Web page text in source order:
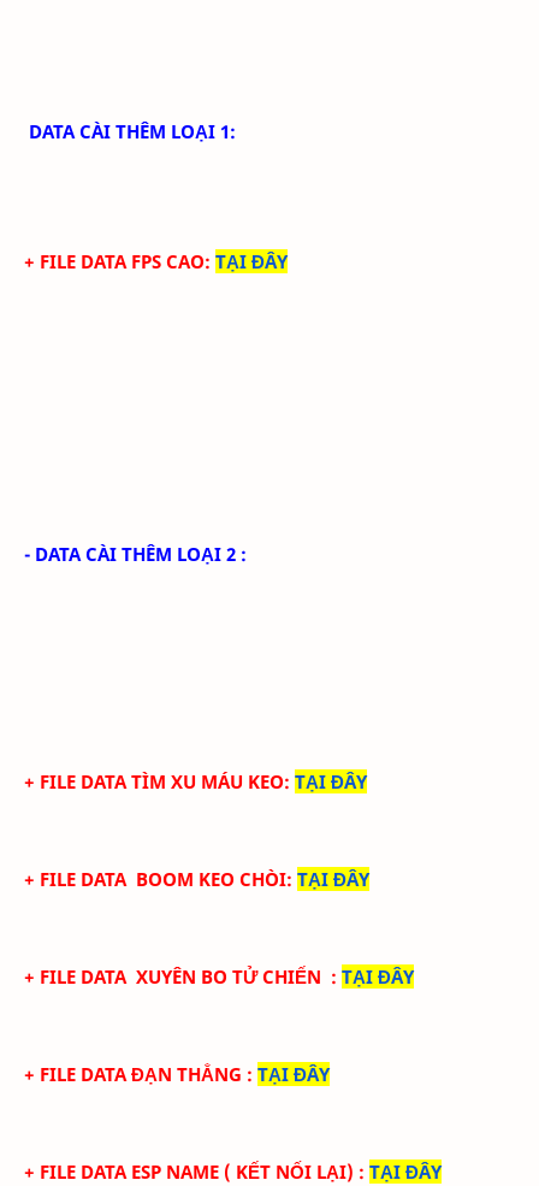
DATA CÀI THÊM LOẠI 1:
+ FILE DATA FPS CAO: TẠI ĐÂY
- DATA CÀI THÊM LOẠI 2 :
+ FILE DATA TÌM XU MÁU KEO: TẠI ĐÂY
+ FILE DATA BOOM KEO CHÒI: TẠI ĐÂY
+ FILE DATA XUYÊN BO TỬ CHIẾN : TẠI ĐÂY
+ FILE DATA ĐẠN THẲNG : TẠI ĐÂY
+ FILE DATA ESP NAME ( KẾT NỐI LẠI) : TẠI ĐÂY